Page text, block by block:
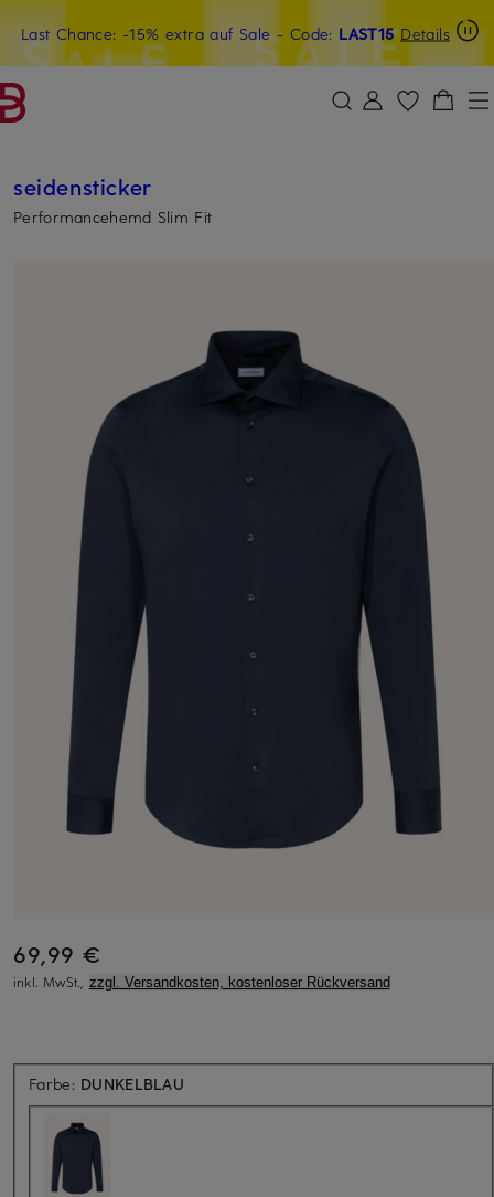
ZUM HAUPTINHALT ÜBERSPRINGEN ZUM SUCHFELD ÜBERSPRINGEN
Last Chance: -15% extra auf Sale- Code: LAST15 Details
15€-Willkommensgutschein mit Beyond sichern
seidensticker
Performancehemd Slim Fit
69,99 €
inkl. MwSt., zzgl. Versandkosten, kostenloser Rückversand
Farbe: DUNKELBLAU